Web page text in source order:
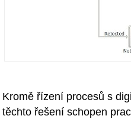
Kromě řízení procesů s
těchto řešení schopen